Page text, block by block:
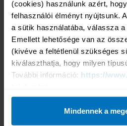
(cookies) használunk azért,
felhasználói élményt nyújtsunk.
a sütik használatába, válassza
Emellett lehetősége van az
(kivéve a feltétlenül szükséges
kiválaszthatja, hogy milyen
További információ: https://
Mindennek a
Kárrendezési tájékoztató
24 órás segítségnyújtás
Termékeink
Népszerű termékeink
Tengerparti üdülésre, egzotikus
Horvátországba, Szlovéniába
Városnézésre
Búvárkodásra
Hegymászásra